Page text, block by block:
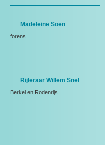
Madeleine Soen
forens
Rijleraar Willem Snel
Berkel en Rodenrijs